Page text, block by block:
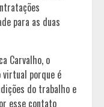
para as duas
Carvalho, o
porque é
do trabalho e
esse contato